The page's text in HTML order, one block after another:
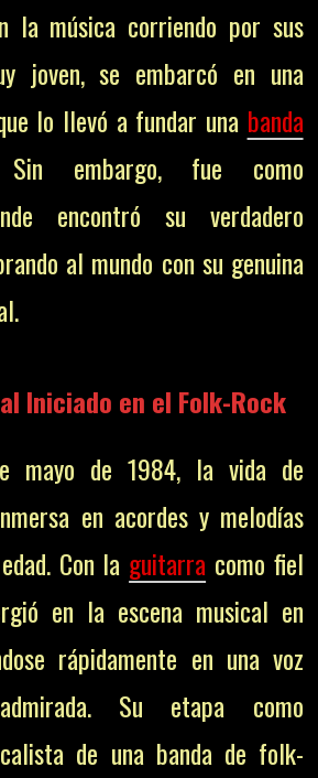
la música corriendo por sus
joven, se embarcó en una
lo llevó a fundar una banda
embargo, fue como
encontró su verdadero
al mundo con su genuina
Iniciado en el Folk-Rock
mayo de 1984, la vida de
en acordes y melodías
Con la guitarra como fiel
en la escena musical en
rápidamente en una voz
Su etapa como
de una banda de folk-